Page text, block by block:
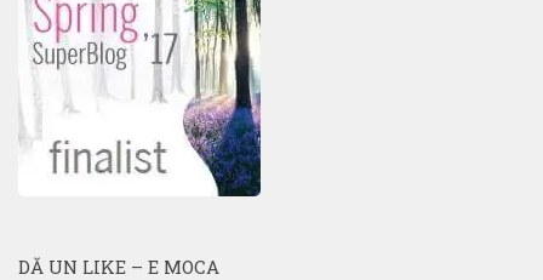
DĂ UN LIKE – E MOCA